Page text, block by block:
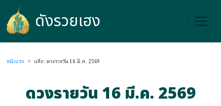
ดังรวยเฮง
ดังรวยเฮง
หน้าแรก > แท็ก: ดวงรายวัน 16 มี.ค. 2569
ดวงรายวัน 16 มี.ค. 2569